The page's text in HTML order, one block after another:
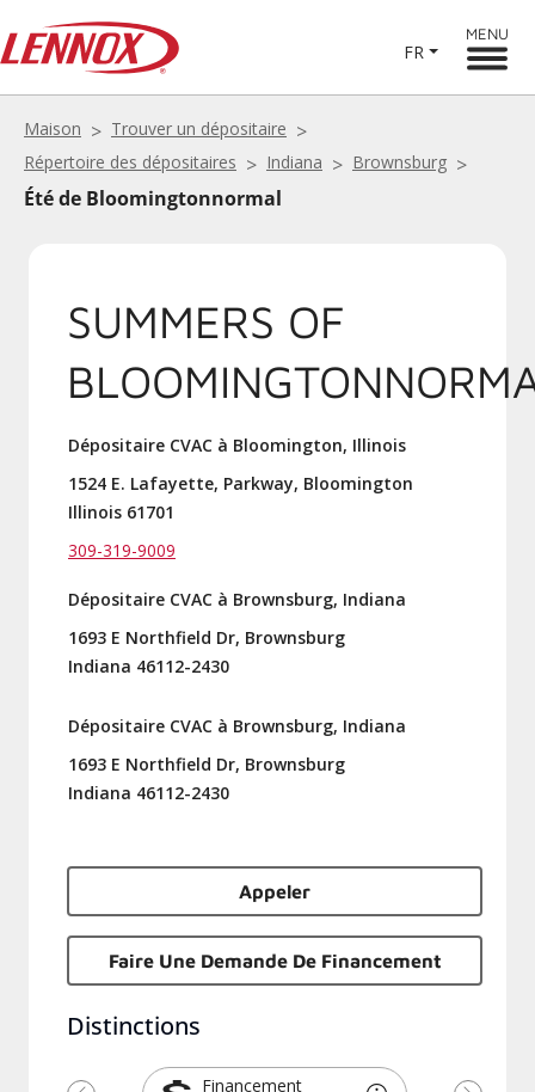
FR
MENU
Maison
Trouver un dépositaire
Répertoire des dépositaires
Indiana Brownsburg
Été de Bloomingtonnormal
SUMMERS OF
Dépositaire CVAC à Bloomington, Illinois
1524 E. Lafayette, Parkway, Bloomington
Illinois 61701
309-319-9009
Dépositaire CVAC à Brownsburg, Indiana
1693 E Northfield Dr, Brownsburg
Indiana 46112-2430
Dépositaire CVAC à Brownsburg, Indiana
1693 E Northfield Dr, Brownsburg
Indiana 46112-2430
Appeler
Faire Une Demande De Financement
Distinctions
Financement